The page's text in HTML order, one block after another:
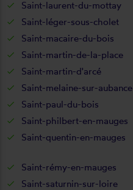
Saint-laurent-du-mottay
Saint-léger-sous-cholet
Saint-macaire-du-bois
Saint-martin-de-la-place
Saint-martin-d'arcé
Saint-melaine-sur-aubance
Saint-paul-du-bois
Saint-philbert-en-mauges
Saint-quentin-en-mauges
Saint-rémy-en-mauges
Saint-saturnin-sur-loire